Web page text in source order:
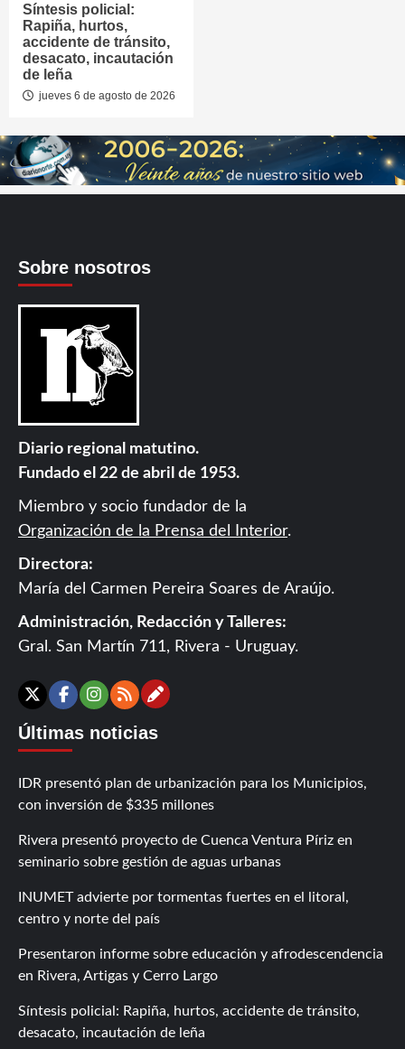
Síntesis policial:
Rapiña, hurtos,
accidente de tránsito,
desacato, incautación
de leña
jueves 6 de agosto de 2026
Sobre nosotros
Diario regional matutino.
Fundado el 22 de abril de 1953.
Miembro y socio fundador de la
Organización de la Prensa del Interior.
Directora:
María del Carmen Pereira Soares de Araújo.
Administración, Redacción y Talleres:
Gral. San Martín 711, Rivera - Uruguay.
X Facebook
Instagram
RSSContáctanos
Últimas noticias
IDR presentó plan de urbanización para los Municipios,
con inversión de $335 millones
Rivera presentó proyecto de Cuenca Ventura Píriz en
seminario sobre gestión de aguas urbanas
INUMET advierte por tormentas fuertes en el litoral,
centro y norte del país
Presentaron informe sobre educación y afrodescendencia
en Rivera, Artigas y Cerro Largo
Síntesis policial: Rapiña, hurtos, accidente de tránsito,
desacato, incautación de leña